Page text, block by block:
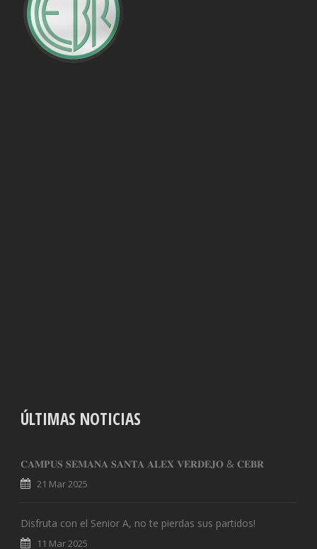
ÚLTIMAS NOTICIAS
𝐂𝐀𝐌𝐏𝐔𝐒 𝐒𝐄𝐌𝐀𝐍𝐀 𝐒𝐀𝐍𝐓𝐀 𝐀𝐋𝐄𝐗 𝐕𝐄𝐑𝐃𝐄𝐉𝐎 & 𝐂𝐄𝐁𝐑
21 Mar 2025
Disfruta con el Senior A, no te pierdas sus partidos!
11 Mar 2025